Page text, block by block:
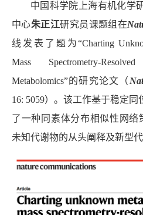
中国科学院上海有机化学
中心朱正江研究员课题组在
线发表了题为“Charting
Mass Spectrometry-
Metabolomics”的研究论文（
16: 5059）。该工作基于稳定同
了一种同素体分布相似性网
未知代谢物的从头阐释及新型代